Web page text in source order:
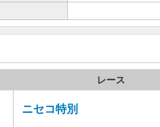
レース
ニセコ特別